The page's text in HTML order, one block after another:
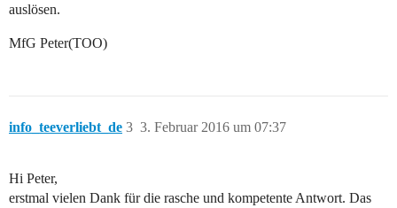
auslösen.
MfG Peter(TOO)
info_teeverliebt_de 3. Februar 2016 um 07:37
3
Hi Peter,
erstmal vielen Dank für die rasche und kompetente Antwort. Das